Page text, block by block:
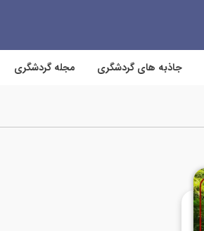
جاذبه های گردشگری مجله گردشگری